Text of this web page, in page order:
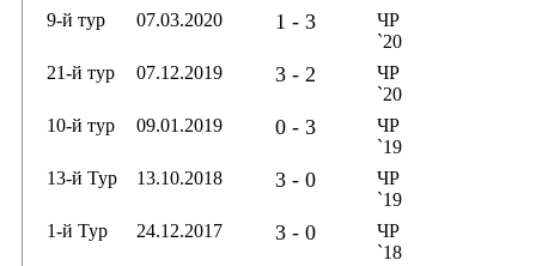
9-й тур
07.03.2020 1 - 3
ЧР
`20
21-й тур
07.12.2019 3 - 2
ЧР
`20
10-й тур
09.01.2019 0 - 3
ЧР
`19
13-й Тур
13.10.2018 3 - 0
ЧР
`19
1-й Тур
24.12.2017 3 - 0
ЧР
`18